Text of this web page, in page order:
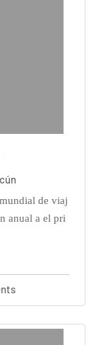
anual a el pri